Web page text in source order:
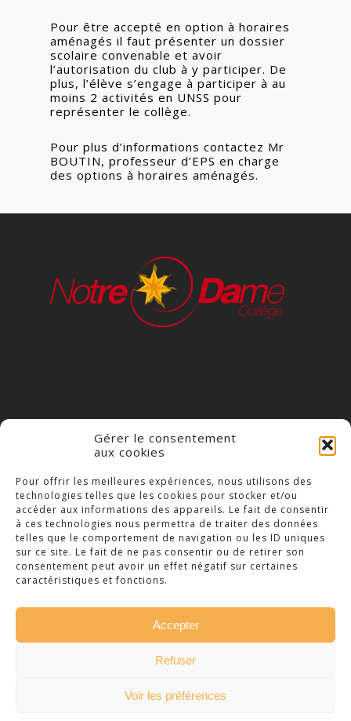
Gérer le consentement
aux cookies
Pour offrir les meilleures expériences, nous utilisons des
technologies telles que les cookies pour stocker et/ou
accéder aux informations des appareils. Le fait de consentir
à ces technologies nous permettra de traiter des données
telles que le comportement de navigation ou les ID uniques
sur ce site. Le fait de ne pas consentir ou de retirer son
consentement peut avoir un effet négatif sur certaines
caractéristiques et fonctions.
Accepter
Refuser
Voir les préférences
Pour être accepté en option à horaires
aménagés il faut présenter un dossier
scolaire convenable et avoir
l’autorisation du club à y participer. De
plus, l’élève s’engage à participer à au
moins 2 activités en UNSS pour
représenter le collège.
Pour plus d’informations contactez Mr
BOUTIN, professeur d’EPS en charge
des options à horaires aménagés.
COLLÈGE NOTRE DAME
23 Place Saint-Jean,
79300 Bressuire
Téléphone : 05 49 74 46 20